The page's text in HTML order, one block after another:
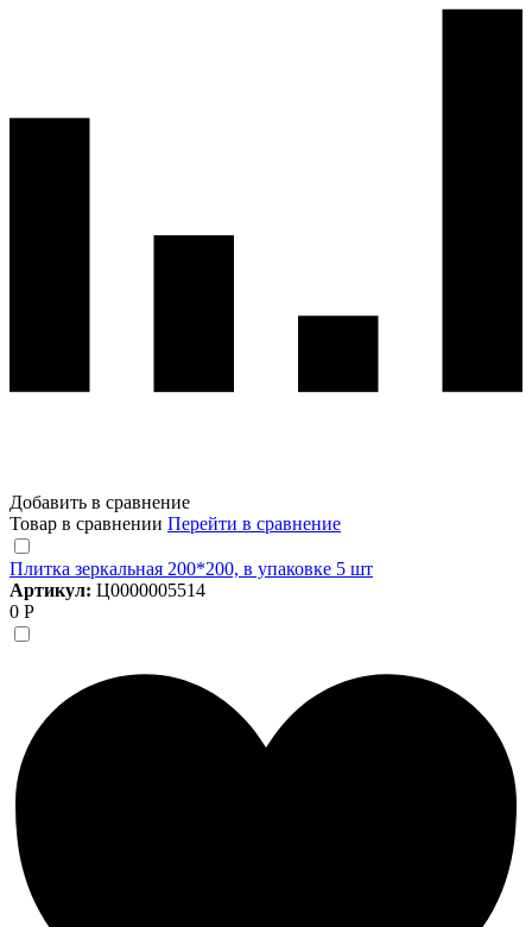
Добавить в сравнение
Товар в сравнении Перейти в сравнение
Плитка зеркальная 200*200, в упаковке 5 шт
Артикул: Ц0000005514
0 Р